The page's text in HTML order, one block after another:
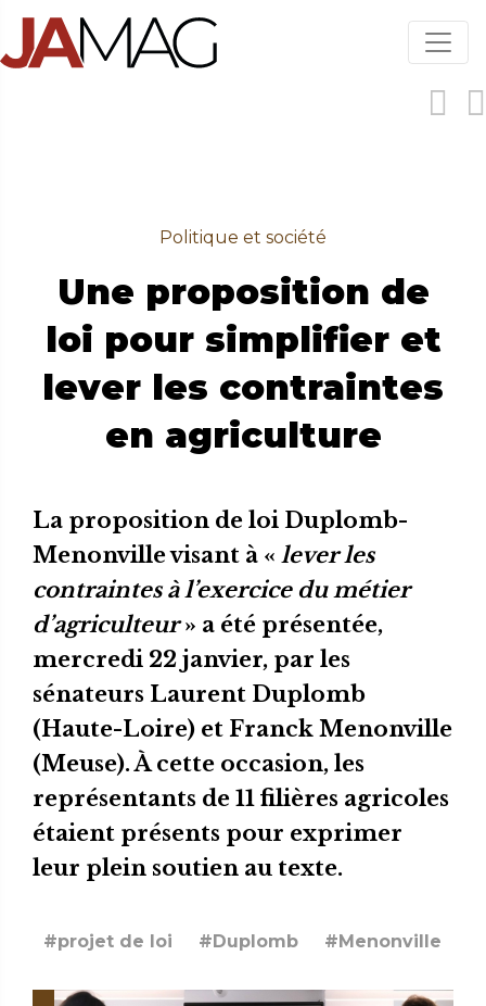
Aller
contenu
Politique et société
Une proposition de
loi pour simplifier et
lever les contraintes
en agriculture
La proposition de loi Duplomb-
Menonville visant à « lever les
contraintes à l’exercice du métier
d’agriculteur» a été présentée,
mercredi 22 janvier, par les
sénateurs Laurent Duplomb
(Haute-Loire) et Franck Menonville
(Meuse). À cette occasion, les
représentants de 11 filières agricoles
étaient présents pour exprimer
leur plein soutien au texte.
#projet de loi #Duplomb #Menonville